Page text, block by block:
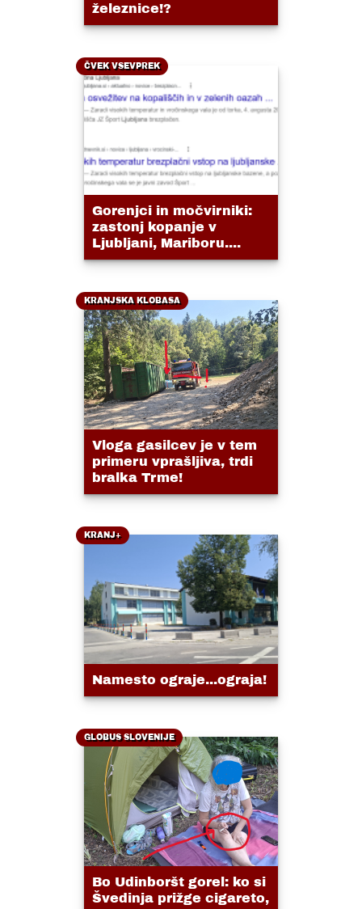
železnice!?
ČVEK VSEVPREK
Gorenjci in močvirniki:
zastonj kopanje v
Ljubljani, Mariboru....
KRANJSKA KLOBASA
Vloga gasilcev je v tem
primeru vprašljiva, trdi
bralka Trme!
KRANJ+
Namesto ograje...ograja!
GLOBUS SLOVENIJE
Bo Udinboršt gorel: ko si
Švedinja prižge cigareto,